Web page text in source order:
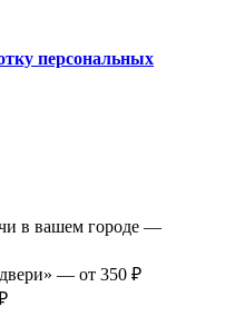
персональных
в вашем городе —
— от 350 ₽